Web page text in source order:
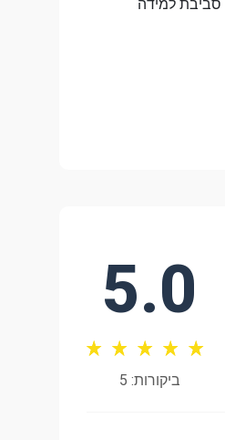
סביבת למידה
5.0
ביקורות: 5